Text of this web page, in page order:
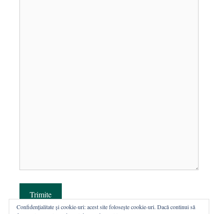
Trimite
Confidențialitate și cookie-uri: acest site folosește cookie-uri. Dacă continui să